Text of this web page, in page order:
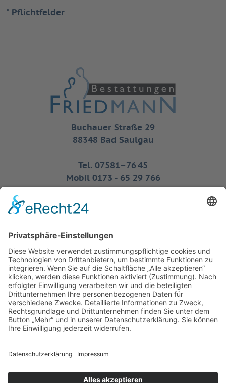
* Pflichtfelder
Buchauer Straße 29
88348 Bad Saulgau
Tel. 07581–76 45
Mobil 0173 - 65 29 766
Fax 07581 - 51 589
info@friedmann-bestattungen.de
Hindenburgstr. 47
88499 Riedlingen
Tel. 07371 - 90 96 56
Mobil 0173 - 65 29 766
Kontakt
Impressum
Datenschutz